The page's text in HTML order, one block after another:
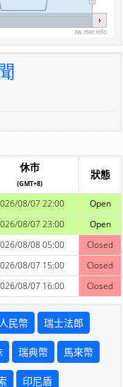
tw.rter.info
休市
(GMT+8)
狀態
08/07 22:00
Open
08/07 23:00
Open
08/08 05:00
Closed
08/07 15:00
Closed
08/07 16:00 Closed
人民幣 瑞士法郎
瑞典幣 馬來幣
印尼盾